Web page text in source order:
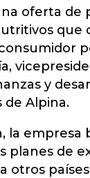
oferta de
que
y
de Alpina.
la empresa
planes de
otros países